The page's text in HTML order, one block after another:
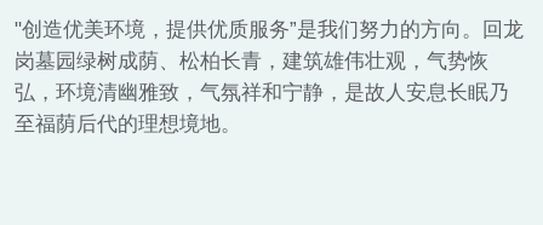
"创造优美环境，提供优质服务”是我们努力的方向。回龙
岗墓园绿树成荫、松柏长青，建筑雄伟壮观，气势恢
弘，环境清幽雅致，气氛祥和宁静，是故人安息长眠乃
至福荫后代的理想境地。